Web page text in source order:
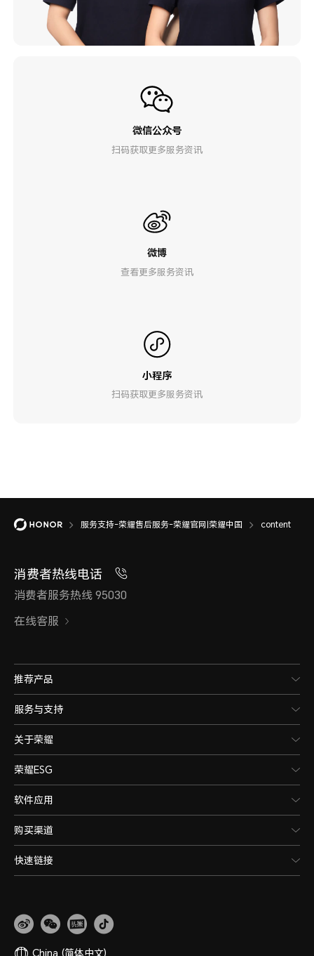
微信公众号
扫码获取更多服务资讯
微博
查看更多服务资讯
小程序
扫码获取更多服务资讯
服务支持-荣耀售后服务-荣耀官网|荣耀中国 content
消费者热线电话
消费者服务热线 95030
在线客服
推荐产品
服务与支持
关于荣耀
荣耀ESG
软件应用
购买渠道
快速链接
China (简体中文)